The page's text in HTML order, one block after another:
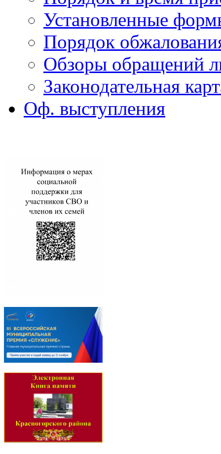
Установленные
Порядок
Обзоры обращений
Законодательная
Оф. выступления